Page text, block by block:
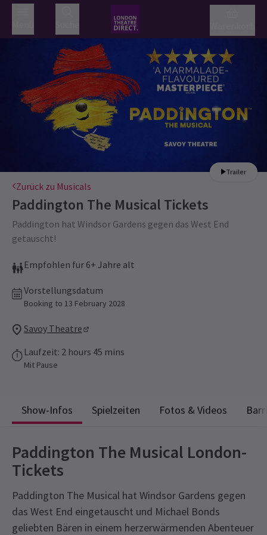
Trailer
Zurück zu Musicals
Paddington The Musical Tickets
Paddington hat Windsor Gardens gegen das West End
getauscht!
Empfohlen für 6+ Jahre alt
Vorstellungsdatum
Booking to 13 February 2028
Savoy Theatre
Laufzeit: 2 hours 45 mins
Mit Pause
Show-Infos Spielzeiten Fotos & Videos
Paddington The Musical London-
Tickets
Paddington The Musical hat Windsor Gardens gegen
das West End eingetauscht und Michael Bonds
geliebten Bären in einem herzerwärmenden Abenteuer